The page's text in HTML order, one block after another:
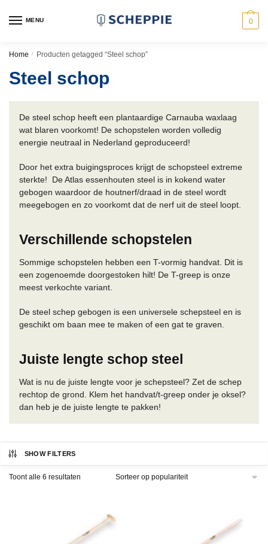
MENU 0
Home / Producten getagged “Steel schop”
Steel schop
De steel schop heeft een plantaardige Carnauba waxlaag
wat blaren voorkomt! De schopstelen worden volledig
energie neutraal in Nederland geproduceerd!
Door het extra buigingsproces krijgt de schopsteel extreme
sterkte! De Atlas essenhouten steel is in kokend water
gebogen waardoor de houtnerf/draad in de steel wordt
meegebogen en zo voorkomt dat de nerf uit de steel loopt.
Verschillende schopstelen
Sommige schopstelen hebben een T-vormig handvat. Dit is
een zogenoemde doorgestoken hilt! De T-greep is onze
meest verkochte variant.
De steel schep gebogen is een universele schepsteel en is
geschikt om baan mee te maken of een gat te graven.
Juiste lengte schop steel
Wat is nu de juiste lengte voor je schepsteel? Zet de schep
rechtop de grond. Klem het handvat/t-greep onder je oksel?
dan heb je de juiste lengte te pakken!
SHOW FILTERS
Toont alle 6 resultaten Gesorteerd